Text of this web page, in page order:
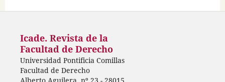
Icade. Revista de la
Facultad de Derecho
Universidad Pontificia Comillas
Facultad de Derecho
Alberto Aguilera, nº 23 - 28015,